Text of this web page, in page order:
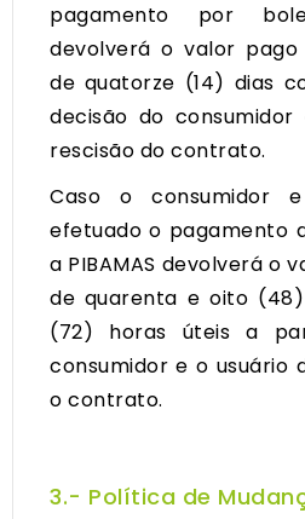
pagamento por
devolverá o valor
de quatorze (14) dias
decisão do
rescisão do contrato.
Caso o consumidor
efetuado o pagamento
a PIBAMAS devolverá o
de quarenta e oito
(72) horas úteis a
consumidor e o usuário
o contrato.
3.- Política de